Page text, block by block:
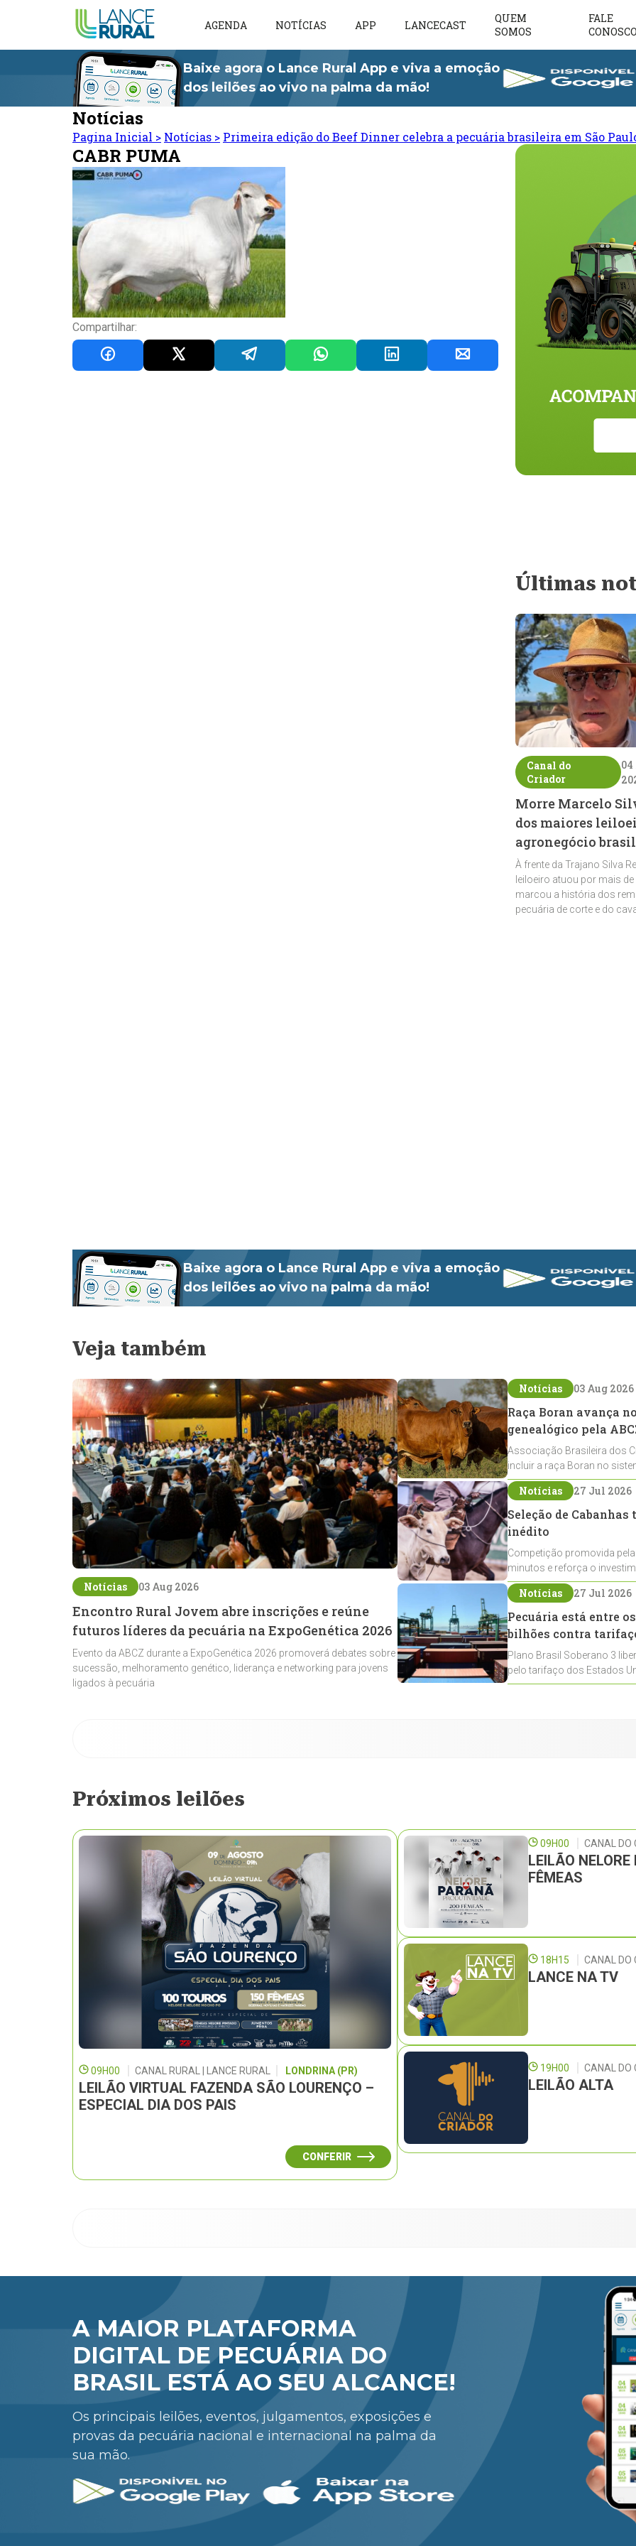
AGENDA NOTÍCIAS APP LANCECAST
QUEM
SOMOS
FALE
CONOSCO
Baixe agora o Lance Rural App e viva a emoção
dos leilões ao vivo na palma da mão!
Notícias
Pagina Inicial > Notícias > Primeira edição do Beef Dinner celebra a pecuária brasileira em São
CABR PUMA
Compartilhar:
Últimas
Canal do
Criador
04
Morre Marcelo
dos maiores
agronegócio
À frente da Trajano Silva
leiloeiro atuou por mais
marcou a história dos
pecuária de corte e do
Baixe agora o Lance Rural App e viva a emoção
dos leilões ao vivo na palma da mão!
Veja também
Notícias 03 Aug 2026
Encontro Rural Jovem abre inscrições e reúne
futuros líderes da pecuária na ExpoGenética 2026
Evento da ABCZ durante a ExpoGenética 2026 promoverá debates sobre
sucessão, melhoramento genético, liderança e networking para jovens
ligados à pecuária
Notícias 03 Aug 2026
Raça Boran avança
genealógico pela
Associação Brasileira dos
incluir a raça Boran no
expansão na pecuária
Notícias 27 Jul 2026
Seleção de
inédito
Competição promovida
minutos e reforça o
Crioulos voltados ao laço
Notícias 27 Jul 2026
Pecuária está entre
bilhões contra
Plano Brasil Soberano 3
pelo tarifaço dos Estados
contemplados
Próximos leilões
09H00 CANAL RURAL | LANCE RURAL LONDRINA (PR)
LEILÃO VIRTUAL FAZENDA SÃO LOURENÇO –
ESPECIAL DIA DOS PAIS
CONFERIR
09H00 CANAL DO
LEILÃO
FÊMEAS
18H15 CANAL DO
LANCE NA TV
19H00 CANAL DO
LEILÃO ALTA
A MAIOR PLATAFORMA
DIGITAL DE PECUÁRIA DO
BRASIL ESTÁ AO SEU ALCANCE!
Os principais leilões, eventos, julgamentos, exposições e
provas da pecuária nacional e internacional na palma da
sua mão.